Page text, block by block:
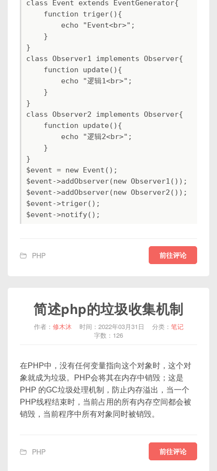
class Event extends EventGenerator{
    function triger(){
        echo "Event<br>";
    }
}
class Observer1 implements Observer{
    function update(){
        echo "逻辑1<br>";
    }
}
class Observer2 implements Observer{
    function update(){
        echo "逻辑2<br>";
    }
}
$event = new Event();
$event->addObserver(new Observer1());
$event->addObserver(new Observer2());
$event->triger();
$event->notify();
PHP 前往评论
简述php的垃圾收集机制
作者： 修木沐 时间：2022年03月31日 分类： 笔记
字数：126
在PHP中，没有任何变量指向这个对象时，这个对
象就成为垃圾。PHP会将其在内存中销毁；这是
PHP 的GC垃圾处理机制，防止内存溢出，当一个
PHP线程结束时，当前占用的所有内存空间都会被
销毁，当前程序中所有对象同时被销毁。
PHP 前往评论